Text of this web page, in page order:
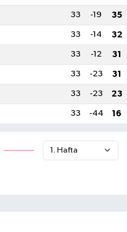
33 -19 35
33 -14 32
33 -12 31
33 -23 31
33 -23 23
33 -44 16